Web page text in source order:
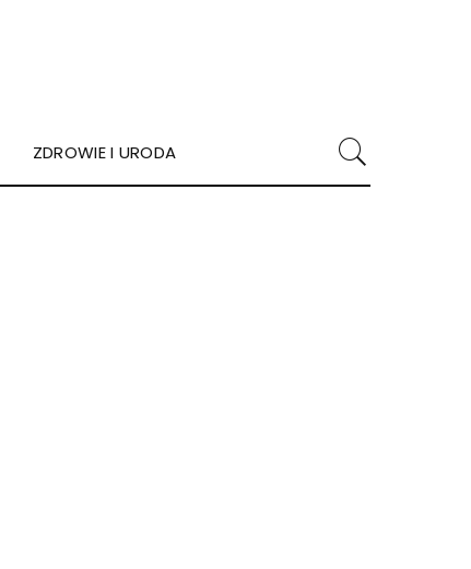
ZDROWIE I URODA